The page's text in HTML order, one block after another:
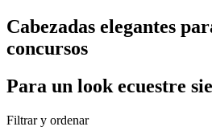
Cabezadas elegantes
concursos
Para un look ecuestre
Filtrar y ordenar